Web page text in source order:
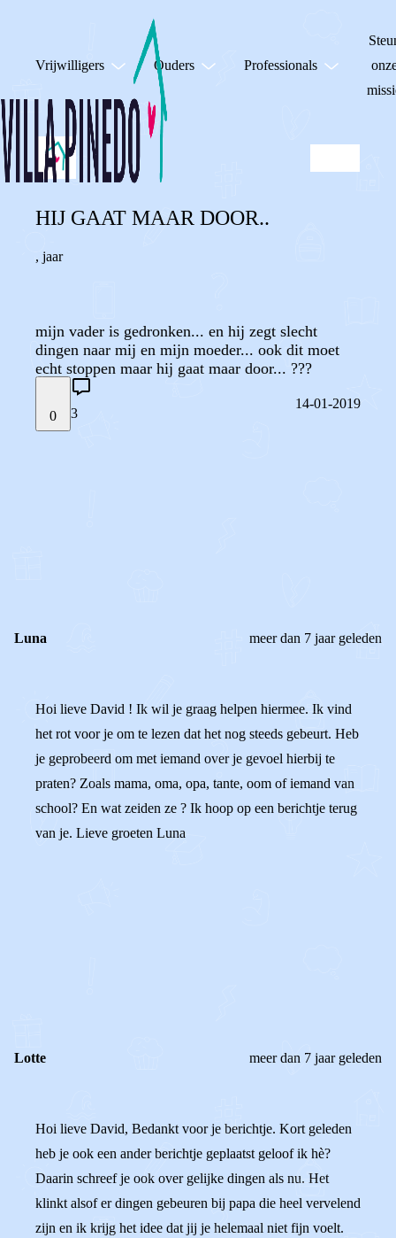
Vrijwilligers Ouders Professionals
HIJ GAAT MAAR DOOR..
, jaar
mijn vader is gedronken... en hij zegt slecht
dingen naar mij en mijn moeder... ook dit moet
echt stoppen maar hij gaat maar door... ???
0 3
14-01-2019
Luna meer dan 7 jaar geleden
Hoi lieve David ! Ik wil je graag helpen hiermee. Ik vind
het rot voor je om te lezen dat het nog steeds gebeurt. Heb
je geprobeerd om met iemand over je gevoel hierbij te
praten? Zoals mama, oma, opa, tante, oom of iemand van
school? En wat zeiden ze ? Ik hoop op een berichtje terug
van je. Lieve groeten Luna
Lotte meer dan 7 jaar geleden
Hoi lieve David, Bedankt voor je berichtje. Kort geleden
heb je ook een ander berichtje geplaatst geloof ik hè?
Daarin schreef je ook over gelijke dingen als nu. Het
klinkt alsof er dingen gebeuren bij papa die heel vervelend
zijn en ik krijg het idee dat jij je helemaal niet fijn voelt.